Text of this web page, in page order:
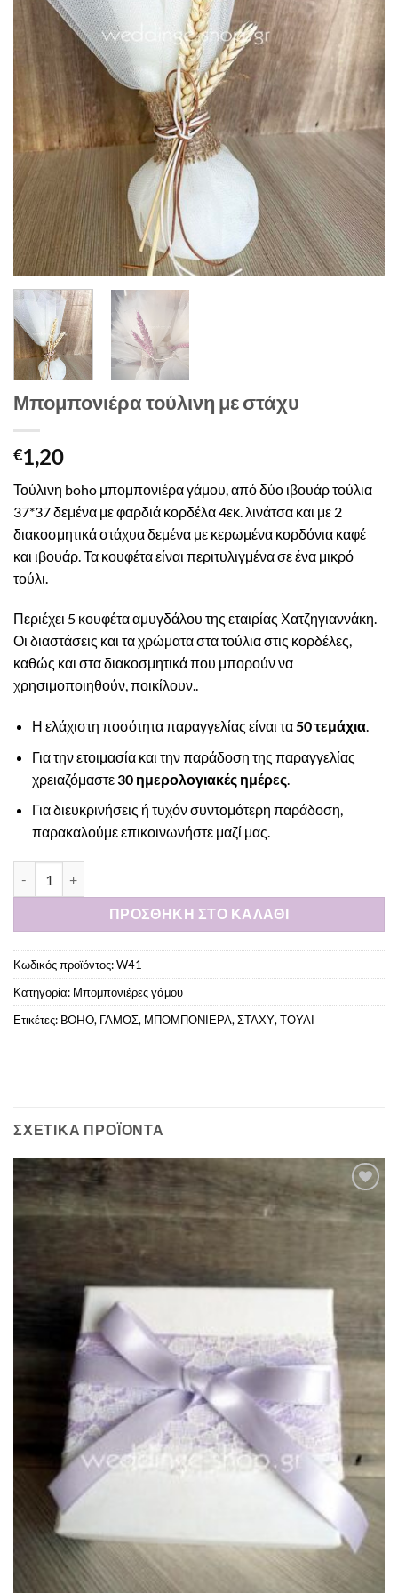
Μπομπονιέρα τούλινη με στάχυ
€1,20
Τούλινη boho μπομπονιέρα γάμου, από δύο ιβουάρ τούλια
37*37 δεμένα με φαρδιά κορδέλα 4εκ. λινάτσα και με 2
διακοσμητικά στάχυα δεμένα με κερωμένα κορδόνια καφέ
και ιβουάρ. Τα κουφέτα είναι περιτυλιγμένα σε ένα μικρό
τούλι.
Περιέχει 5 κουφέτα αμυγδάλου της εταιρίας Χατζηγιαννάκη.
Οι διαστάσεις και τα χρώματα στα τούλια στις κορδέλες,
καθώς και στα διακοσμητικά που μπορούν να
χρησιμοποιηθούν, ποικίλουν..
Η ελάχιστη ποσότητα παραγγελίας είναι τα50 τεμάχια.
Για την ετοιμασία και την παράδοση της παραγγελίας
χρειαζόμαστε30 ημερολογιακές ημέρες.
Για διευκρινήσεις ή τυχόν συντομότερη παράδοση,
παρακαλούμεεπικοινωνήστε μαζί μας.
ΠΡΟΣΘΉΚΗ ΣΤΟ ΚΑΛΆΘΙ
Κωδικός προϊόντος:W41
Κατηγορία: Μπομπονιέρες γάμου
Ετικέτες: BOHO, ΓΑΜΟΣ, ΜΠΟΜΠΟΝΙΕΡΑ, ΣΤΑΧΥ, ΤΟΥΛΙ
ΣΧΕΤΙΚΆ ΠΡΟΪΌΝΤΑ
Πρόσθήκη
στην λίστα